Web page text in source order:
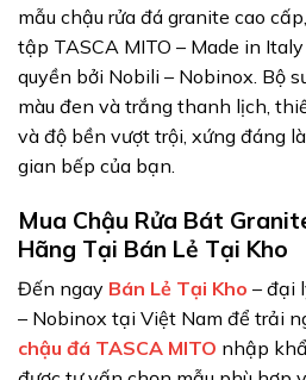
mẫu chậu rửa đá granite cao
tập TASCA MITO – Made in
quyền bởi Nobili – Nobinox. Bộ
màu đen và trắng thanh lịch,
và độ bền vượt trội, xứng đáng
gian bếp của bạn.
Mua Chậu Rửa Bát
Hãng Tại Bán Lẻ Tại Kho
Đến ngay Bán Lẻ Tại Kho – đại
– Nobinox tại Việt Nam để trải
chậu đá TASCA MITO nhập